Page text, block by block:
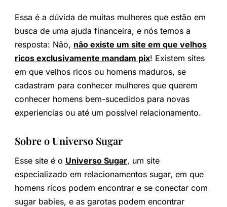
Essa é a dúvida de muitas mulheres que estão em
busca de uma ajuda financeira, e nós temos a
resposta: Não, não existe um site em que velhos
ricos exclusivamente mandam pix! Existem sites
em que velhos ricos ou homens maduros, se
cadastram para conhecer mulheres que querem
conhecer homens bem-sucedidos para novas
experiencias ou até um possível relacionamento.
Sobre o Universo Sugar
Esse site é o Universo Sugar, um site
especializado em relacionamentos sugar, em que
homens ricos podem encontrar e se conectar com
sugar babies, e as garotas podem encontrar